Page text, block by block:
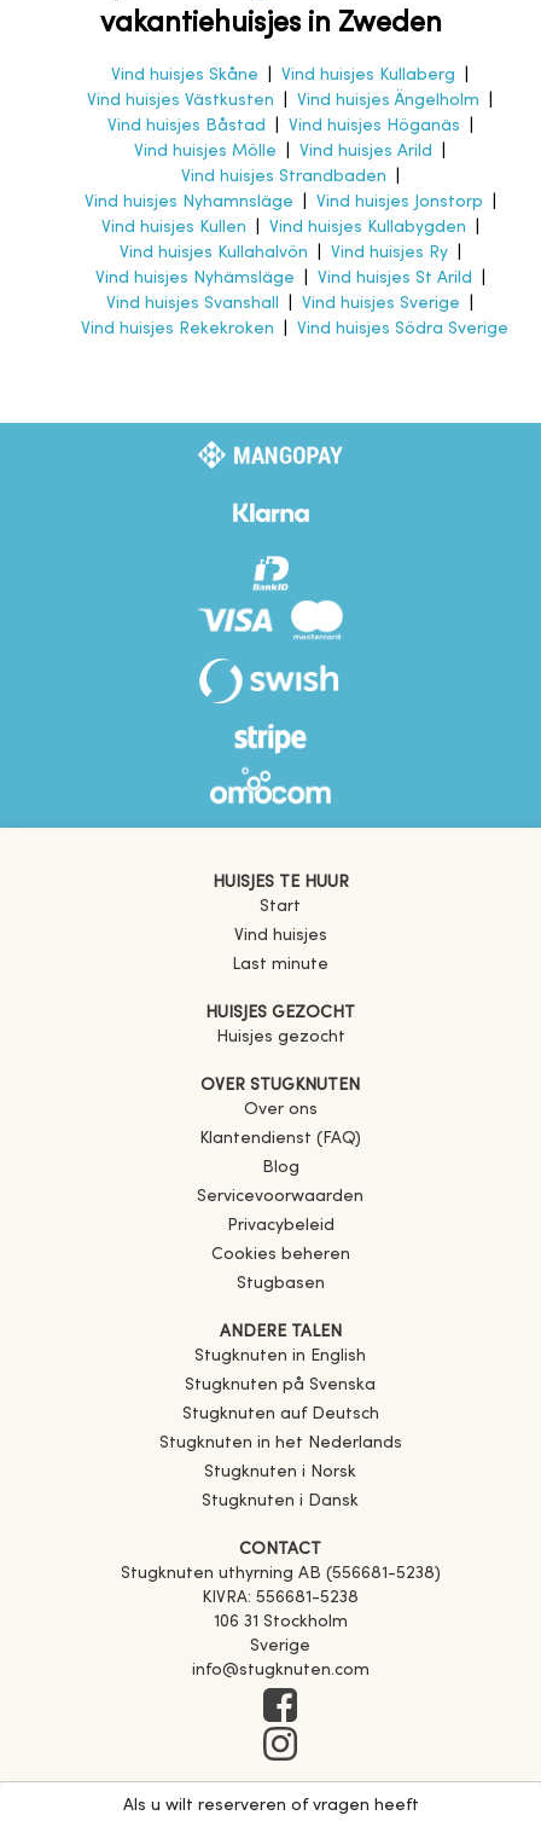
vakantiehuisjes in Zweden
Vind huisjes Skåne Vind huisjes Kullaberg
Vind huisjes Västkusten
Vind huisjes Ängelholm
Vind huisjes Båstad
Vind huisjes Höganäs
Vind huisjes Mölle
Vind huisjes Arild
Vind huisjes Strandbaden
Vind huisjes Nyhamnsläge
Vind huisjes Jonstorp
Vind huisjes Kullen
Vind huisjes Kullabygden
Vind huisjes Kullahalvön
Vind huisjes Ry|
Vind huisjes Nyhämsläge
Vind huisjes St Arild
Vind huisjes Svanshall
Vind huisjes Sverige
Vind huisjes Rekekroken
Vind huisjes Södra Sverige
Als u wilt reserveren of vragen heeft
HUISJES TE HUUR
Start
Vind huisjes
Last minute
HUISJES GEZOCHT
Huisjes gezocht
OVER STUGKNUTEN
Over ons
Klantendienst (FAQ)
Blog
Servicevoorwaarden
Privacybeleid
Cookies beheren
Stugbasen
ANDERE TALEN
Stugknuten in English
Stugknuten på Svenska
Stugknuten auf Deutsch
Stugknuten in het Nederlands
Stugknuten i Norsk
Stugknuten i Dansk
CONTACT
Stugknuten uthyrning AB (556681-5238)
KIVRA: 556681-5238
106 31 Stockholm
Sverige
info@stugknuten.com